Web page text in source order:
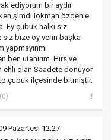
ediyorum bir aydır
şimdi lokman özdenle
Ey çubuk halkı siz
siz bize oy verin başka
yapmayınmı
ben utanırım. Hırs ve
ehli olan Saadete dönüyor
çubuk ilçesinde bitmiştir.
(0)
Pazartesi 12:27